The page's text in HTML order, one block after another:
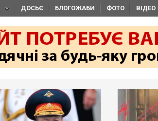
ДОСЬЄ БЛОГОЖАБИ ФОТО ВІДЕО